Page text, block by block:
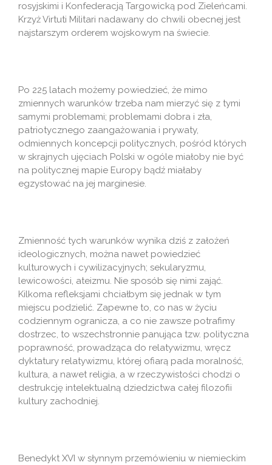
rosyjskimi i Konfederacją Targowicką pod Zieleńcami.
Krzyż Virtuti Militari nadawany do chwili obecnej jest
najstarszym orderem wojskowym na świecie.
Po 225 latach możemy powiedzieć, że mimo
zmiennych warunków trzeba nam mierzyć się z tymi
samymi problemami; problemami dobra i zła,
patriotycznego zaangażowania i prywaty,
odmiennych koncepcji politycznych, pośród których
w skrajnych ujęciach Polski w ogóle miałoby nie być
na politycznej mapie Europy bądź miałaby
egzystować na jej marginesie.
Zmienność tych warunków wynika dziś z założeń
ideologicznych, można nawet powiedzieć
kulturowych i cywilizacyjnych; sekularyzmu,
lewicowości, ateizmu. Nie sposób się nimi zająć.
Kilkoma refleksjami chciałbym się jednak w tym
miejscu podzielić. Zapewne to, co nas w życiu
codziennym ogranicza, a co nie zawsze potrafimy
dostrzec, to wszechstronnie panująca tzw. polityczna
poprawność, prowadząca do relatywizmu, wręcz
dyktatury relatywizmu, której ofiarą pada moralność,
kultura, a nawet religia, a w rzeczywistości chodzi o
destrukcję intelektualną dziedzictwa całej filozofii
kultury zachodniej.
Benedykt XVI w słynnym przemówieniu w niemieckim